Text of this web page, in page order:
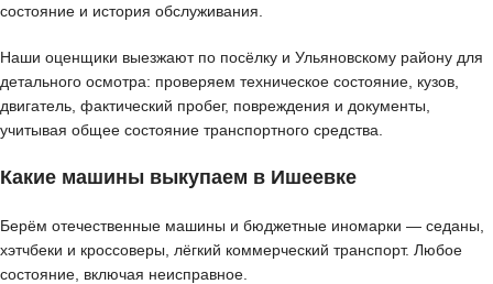
состояние и история обслуживания.
Наши оценщики выезжают по посёлку и Ульяновскому району для
детального осмотра: проверяем техническое состояние, кузов,
двигатель, фактический пробег, повреждения и документы,
учитывая общее состояние транспортного средства.
Какие машины выкупаем в Ишеевке
Берём отечественные машины и бюджетные иномарки — седаны,
хэтчбеки и кроссоверы, лёгкий коммерческий транспорт. Любое
состояние, включая неисправное.